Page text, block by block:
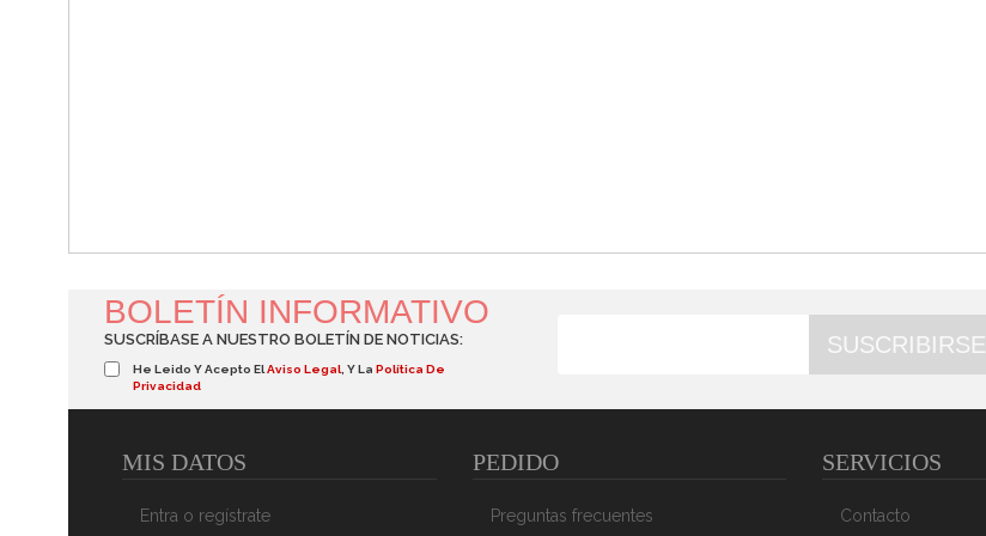
BOLETÍN INFORMATIVO
SUSCRÍBASE A NUESTRO BOLETÍN DE NOTICIAS:
He Leido Y Acepto ElAviso Legal , Y La Política De
Privacidad
SUSCRIBIRSE
MIS DATOS
Entra o regístrate
PEDIDO
Preguntas frecuentes
SERVICIOS
Contacto